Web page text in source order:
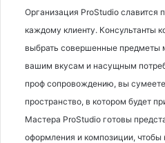
Организация ProStudio славится
каждому клиенту. Консультанты
выбрать совершенные предметы
вашим вкусам и насущным
проф сопровождению, вы
пространство, в котором будет
Мастера ProStudio готовы
оформления и композиции,